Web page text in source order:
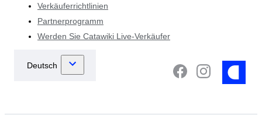
Verkäuferrichtlinien
Partnerprogramm
Werden Sie Catawiki Live-Verkäufer